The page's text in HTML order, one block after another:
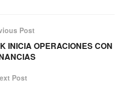
Post
INICIA OPERACIONES CON
Post